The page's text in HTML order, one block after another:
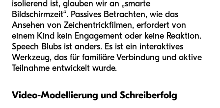
isolierend ist, glauben wir an „smarte
Bildschirmzeit“. Passives Betrachten, wie das
Ansehen von Zeichentrickfilmen, erfordert von
einem Kind kein Engagement oder keine Reaktion.
Speech Blubs ist anders. Es ist ein interaktives
Werkzeug, das für familiäre Verbindung und aktive
Teilnahme entwickelt wurde.
Video-Modellierung und Schreiberfolg